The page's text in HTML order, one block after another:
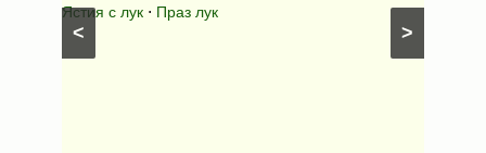
>
<
Ястия с лук ⋅ Праз лук